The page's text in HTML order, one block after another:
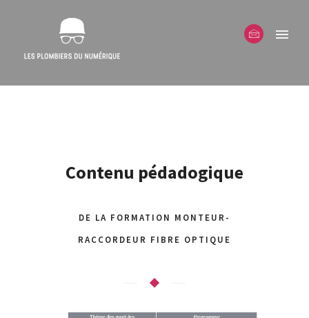
Contenu pédadogique
DE LA FORMATION MONTEUR-
RACCORDEUR FIBRE OPTIQUE